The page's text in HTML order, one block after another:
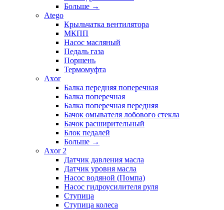
Больше →
Atego
Крыльчатка вентилятора
МКПП
Насос масляный
Педаль газа
Поршень
Термомуфта
Axor
Балка передняя поперечная
Балка поперечная
Балка поперечная передняя
Бачок омывателя лобового стекла
Бачок расширительный
Блок педалей
Больше →
Axor 2
Датчик давления масла
Датчик уровня масла
Насос водяной (Помпа)
Насос гидроусилителя руля
Ступица
Ступица колеса